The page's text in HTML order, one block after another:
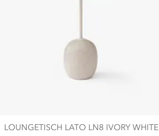
LOUNGETISCH LATO LN8 IVORY WHITE